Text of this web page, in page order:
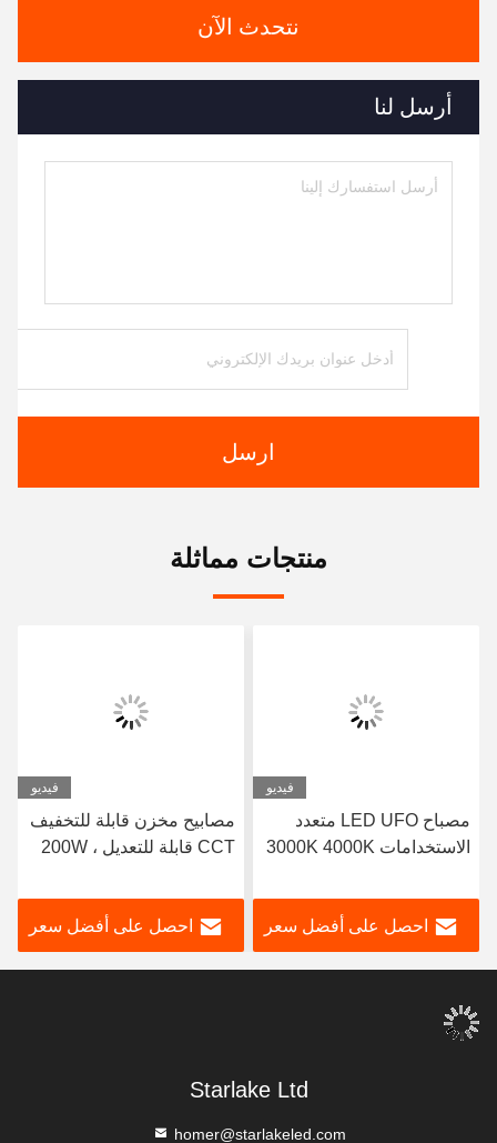
نتحدث الآن
أرسل لنا
ارسل
منتجات مماثلة
فيديو
مصباح LED UFO متعدد
الاستخدامات 3000K 4000K
المستودعات / المرآب
احصل على أفضل سعر
فيديو
مصابيح مخزن قابلة للتخفيف
CCT قابلة للتعديل ، 200W
جهاز استشعار الحركة
احصل على أفضل سعر
Starlake Ltd
homer@starlakeled.com